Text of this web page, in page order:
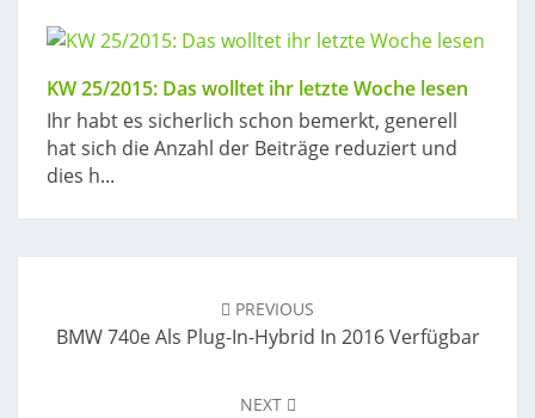
KW 25/2015: Das wolltet ihr letzte Woche lesen
Ihr habt es sicherlich schon bemerkt, generell
hat sich die Anzahl der Beiträge reduziert und
dies h...
PREVIOUS
BMW 740e Als Plug-In-Hybrid In 2016 Verfügbar
NEXT